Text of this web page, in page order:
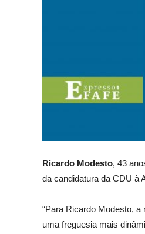
Ricardo Modesto, 43
da candidatura da CDU à
“Para Ricardo Modesto,
uma freguesia mais